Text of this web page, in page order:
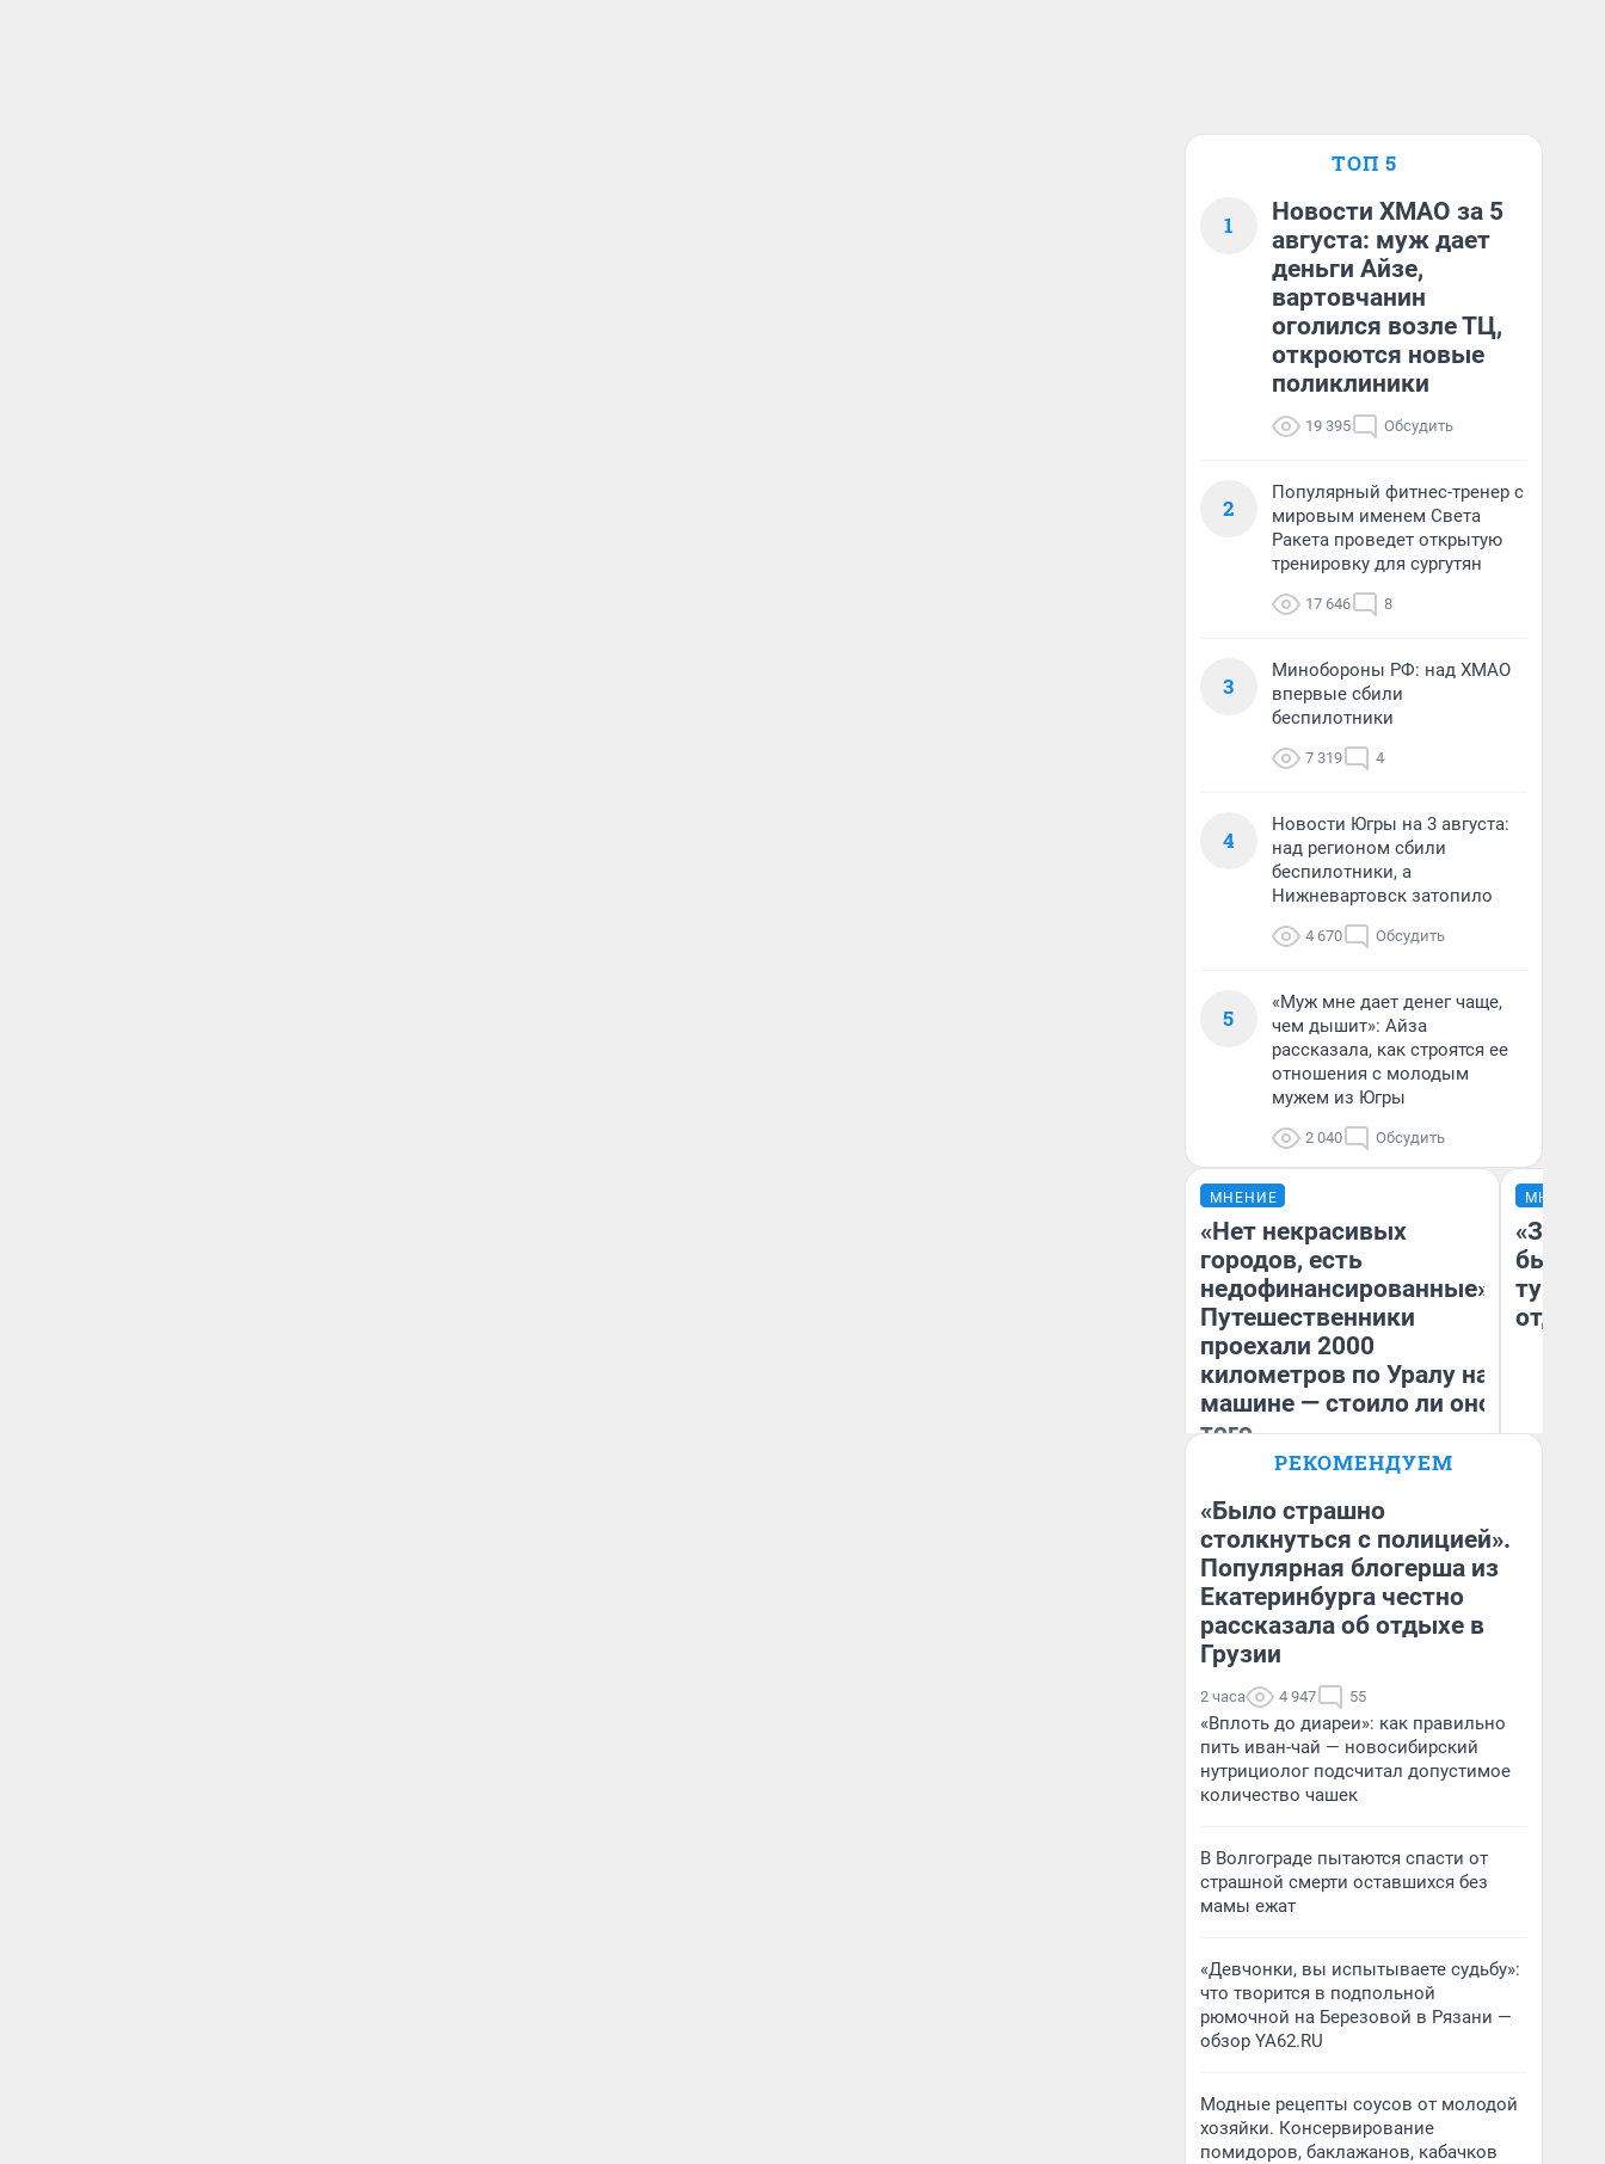
ТОП 5
1
Новости ХМАО за 5
августа: муж дает
деньги Айзе,
вартовчанин
оголился возле ТЦ,
откроются новые
поликлиники
19 395 Обсудить
2
Популярный фитнес-тренер с
мировым именем Света
Ракета проведет открытую
тренировку для сургутян
17 646 8
3
Минобороны РФ: над ХМАО
впервые сбили
беспилотники
7 319 4
4
Новости Югры на 3 августа:
над регионом сбили
беспилотники, а
Нижневартовск затопило
4 670 Обсудить
5
«Муж мне дает денег чаще,
чем дышит»: Айза
рассказала, как строятся ее
отношения с молодым
мужем из Югры
2 040 Обсудить
МНЕНИЕ
«Нет некрасивых
городов, есть
недофинансированные».
Путешественники
проехали 2000
километров по Уралу на
машине — стоило ли оно
того
Екатерина Литкевич
МНЕНИЕ
«За
были
РЕКОМЕНДУЕМ
«Было страшно
столкнуться с полицией».
Популярная блогерша из
Екатеринбурга честно
рассказала об отдыхе в
Грузии
2 часа 4 947 55
«Вплоть до диареи»: как правильно
пить иван-чай — новосибирский
нутрициолог подсчитал допустимое
количество чашек
В Волгограде пытаются спасти от
страшной смерти оставшихся без
мамы ежат
«Девчонки, вы испытываете судьбу»:
что творится в подпольной
рюмочной на Березовой в Рязани —
обзор YA62.RU
Модные рецепты соусов от молодой
хозяйки. Консервирование
помидоров, баклажанов, кабачков